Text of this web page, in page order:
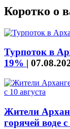
Коротко о
Турпоток в
19% |
Жители
горячей воде с